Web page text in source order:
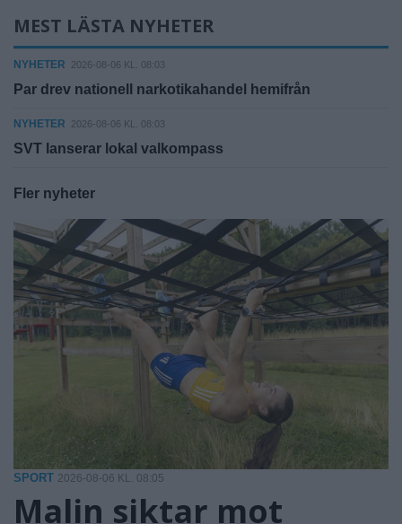
MEST LÄSTA NYHETER
NYHETER 2026-08-06 KL. 08:03
Par drev nationell narkotikahandel hemifrån
NYHETER 2026-08-06 KL. 08:03
SVT lanserar lokal valkompass
Fler nyheter
SPORT 2026-08-06 KL. 08:05
Malin siktar mot